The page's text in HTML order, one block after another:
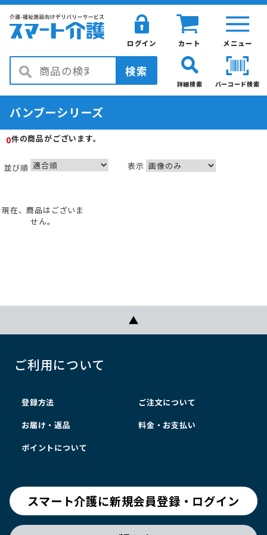
メニュー
カート
ログイン
検索
バーコード検索
詳細検索
バンブーシリーズ
0件の商品がございます。
並び順 表示
現在、商品はございま
せん。
ご利用について
登録方法 ご注文について
お届け・返品 料金・お支払い
ポイントについて
スマート介護に新規会員登録・ログイン